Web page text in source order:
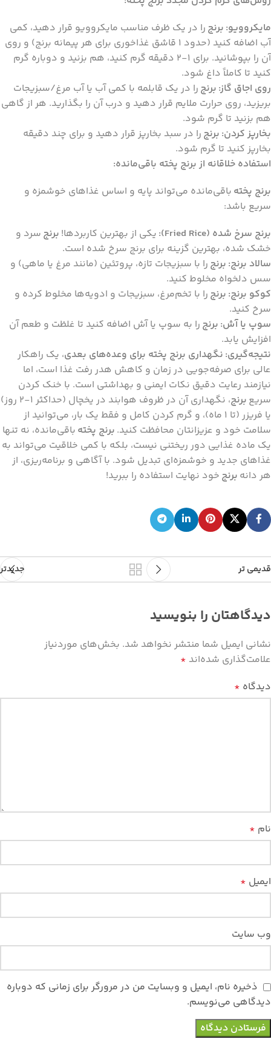
مایکروویو: برنج را در یک ظرف مناسب مایکروویو قرار دهید، کمی
آب اضافه کنید (حدود 1 قاشق غذاخوری برای هر پیمانه برنج) و روی
آن را بپوشانید. برای 1-2 دقیقه گرم کنید، هم بزنید و دوباره گرم
کنید تا کاملاً داغ شود.
روی اجاق گاز: برنج را در یک قابلمه با کمی آب یا آب مرغ/سبزیجات
بریزید، روی حرارت ملایم قرار دهید و درب آن را بگذارید. هر از گاهی
هم بزنید تا گرم شود.
بخارپز کردن: برنج را در سبد بخارپز قرار دهید و برای چند دقیقه
بخارپز کنید تا گرم شود.
استفاده خلاقانه از برنج پخته باقی‌مانده:
برنج پخته باقی‌مانده می‌تواند پایه و اساس غذاهای خوشمزه و
سریع باشد:
برنج سرخ شده (Fried Rice):
یکی از بهترین کاربردها! برنج سرد و
خشک شده، بهترین گزینه برای برنج سرخ شده است.
سالاد برنج: برنج را با سبزیجات تازه، پروتئین (مانند مرغ یا ماهی) و
سس دلخواه مخلوط کنید.
کوکو برنج: برنج را با تخم‌مرغ، سبزیجات و ادویه‌ها مخلوط کرده و
سرخ کنید.
سوپ یا آش: برنج را به سوپ یا آش اضافه کنید تا غلظت و طعم آن
افزایش یابد.
نتیجه‌گیری: نگهداری برنج پخته برای وعده‌های بعدی، یک راهکار
عالی برای صرفه‌جویی در زمان و کاهش هدر رفت غذا است، اما
نیازمند رعایت دقیق نکات ایمنی و بهداشتی است. با خنک کردن
سریع برنج
، نگهداری آن در ظروف هوابند در یخچال (حداکثر 1-2 روز)
یا فریزر (تا 1 ماه)، و گرم کردن کامل و فقط یک بار، می‌توانید از
سلامت خود و عزیزانتان محافظت کنید. برنج پخته باقی‌مانده، نه تنها
یک ماده غذایی دور ریختنی نیست، بلکه با کمی خلاقیت می‌تواند به
غذاهای جدید و خوشمزه‌ای تبدیل شود. با آگاهی و برنامه‌ریزی، از
هر دانه برنج خود نهایت استفاده را ببرید!
جدیدتر قدیمی تر
دیدگاهتان را بنویسید
نشانی ایمیل شما منتشر نخواهد شد. بخش‌های موردنیاز
علامت‌گذاری شده‌اند *
دیدگاه *
نام *
ایمیل *
وب‌ سایت
ذخیره نام، ایمیل و وبسایت من در مرورگر برای زمانی که دوباره
دیدگاهی می‌نویسم.